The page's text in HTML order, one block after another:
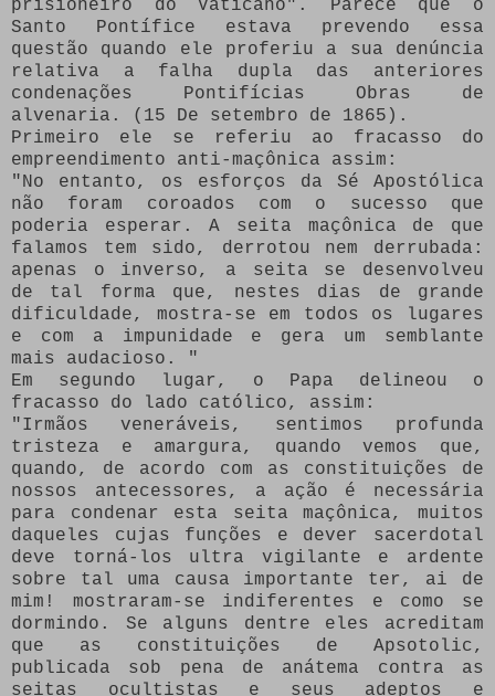
prisioneiro do Vaticano". Parece que o
Santo Pontífice estava prevendo essa
questão quando ele proferiu a sua denúncia
relativa a falha dupla das anteriores
condenações Pontifícias Obras de
alvenaria.
(15 De setembro de 1865).
Primeiro ele se referiu ao fracasso do
empreendimento anti-maçônica assim:
"No entanto, os esforços da Sé Apostólica
não foram coroados com o sucesso que
poderia esperar.A seita maçônica de que
falamos tem sido, derrotou nem derrubada:
apenas o inverso, a seita se desenvolveu
de tal forma que, nestes dias de grande
dificuldade, mostra-se em todos os lugares
e com a impunidade e gera um semblante
mais audacioso. "
Em segundo lugar, o Papa delineou o
fracasso do lado católico, assim:
"Irmãos veneráveis, sentimos profunda
tristeza e amargura, quando vemos que,
quando, de acordo com as constituições de
nossos antecessores, a ação é necessária
para condenar esta seita maçônica, muitos
daqueles cujas funções e dever sacerdotal
deve torná-los ultra vigilante e ardente
sobre tal uma causa importante ter, ai de
mim! mostraram-se indiferentes e como se
dormindo. Se alguns dentre eles acreditam
que as constituições de Apsotolic,
publicada sob pena de anátema contra as
seitas ocultistas e seus adeptos e